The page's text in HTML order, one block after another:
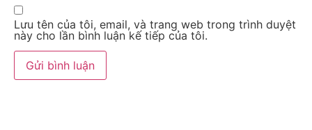
Lưu tên của tôi, email, và trang web trong trình duyệt
này cho lần bình luận kế tiếp của tôi.